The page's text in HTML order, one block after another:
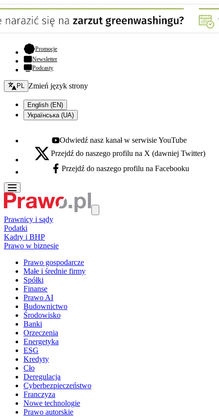
Promocje- otwiera się w nowej karcie
Newsletter
Podcasty
Zmień język - bieżący:
PL Zmień język strony
English (EN)
Українська (UA)
Youtube - otwiera się w nowej karcie
Odwiedź nasz kanał w serwisie YouTube
X - otwiera się w nowej karcie
Przejdź do naszego profilu na X (dawniej Twitter)
Facebook - otwiera się w nowej karcie
Przejdź do naszego profilu na Facebooku
Prawnicy i sądy
Podatki
Kadry i BHP
Prawo w biznesie
Prawo gospodarcze
Małe i średnie firmy
Spółki
Finanse
Prawo AI
Budownictwo
Środowisko
Banki
Orzeczenia
Energetyka
ESG
Kredyty
Cło
Deregulacja
Cyberbezpieczeństwo
Franczyza
Nowe technologie
Prawo autorskie